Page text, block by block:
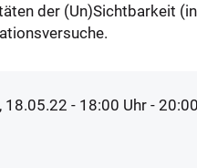
der (Un)Sichtbarkeit
18.05.22 - 18:00 Uhr -